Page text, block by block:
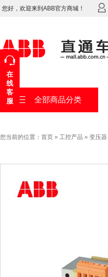
您好，欢迎来到ABB官方商城！
全部商品分类
您当前的位置： 首页 » 工控产品 » 变压器
在
线
客
服